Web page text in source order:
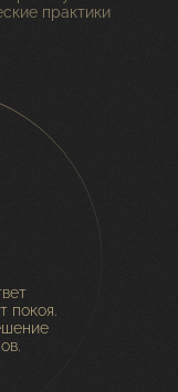
покоя.
практики